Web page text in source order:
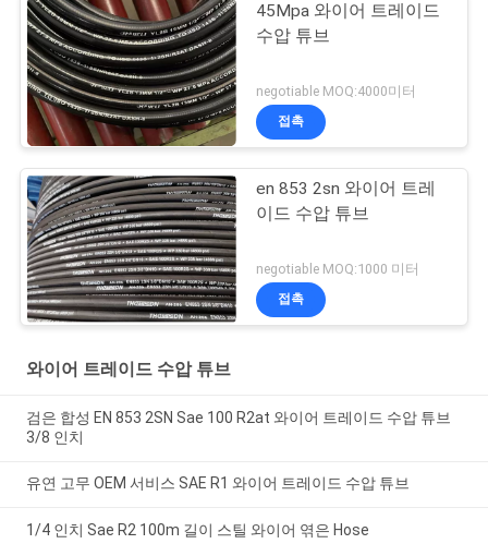
45Mpa 와이어 트레이드
수압 튜브
negotiable MOQ:4000미터
접촉
en 853 2sn 와이어 트레
이드 수압 튜브
negotiable MOQ:1000 미터
접촉
와이어 트레이드 수압 튜브
검은 합성 EN 853 2SN Sae 100 R2at 와이어 트레이드 수압 튜브
3/8 인치
유연 고무 OEM 서비스 SAE R1 와이어 트레이드 수압 튜브
1/4 인치 Sae R2 100m 길이 스틸 와이어 엮은 Hose